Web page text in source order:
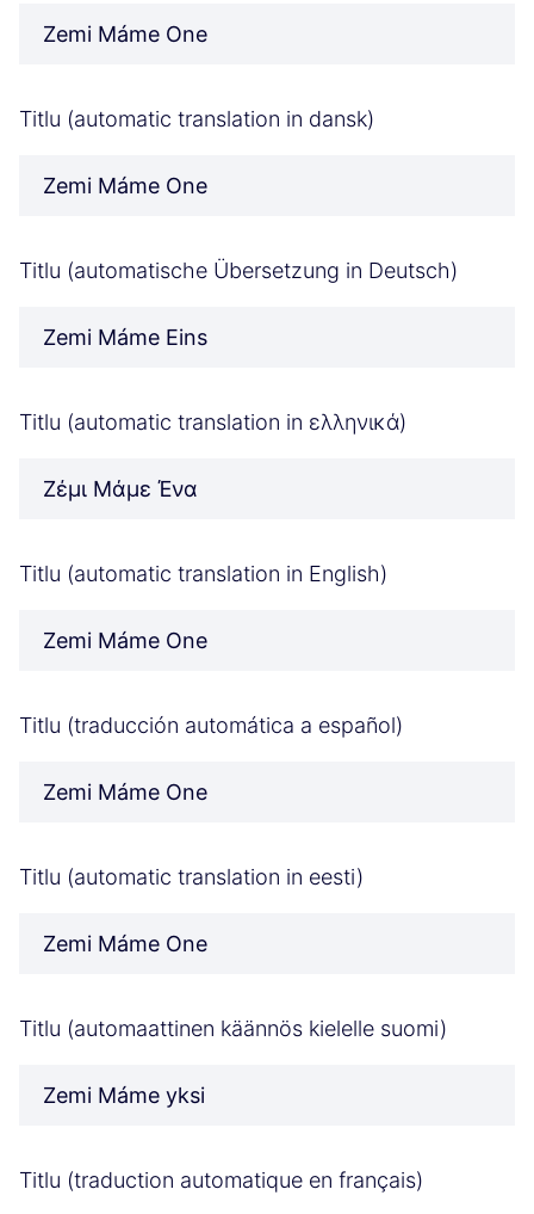
Zemi Máme One
Titlu (automatic translation in dansk)
Zemi Máme One
Titlu (automatische Übersetzung in Deutsch)
Zemi Máme Eins
Titlu (automatic translation in ελληνικά)
Ζέμι Μάμε Ένα
Titlu (automatic translation in English)
Zemi Máme One
Titlu (traducción automática a español)
Zemi Máme One
Titlu (automatic translation in eesti)
Zemi Máme One
Titlu (automaattinen käännös kielelle suomi)
Zemi Máme yksi
Titlu (traduction automatique en français)